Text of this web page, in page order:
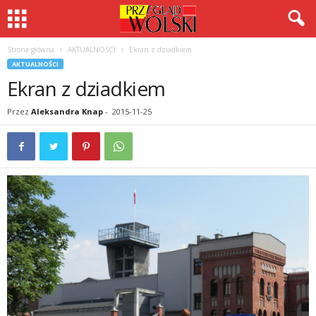
Strona główna AKTUALNOŚCI Ekran z dziadkiem
AKTUALNOŚCI
Ekran z dziadkiem
Przez Aleksandra Knap - 2015-11-25